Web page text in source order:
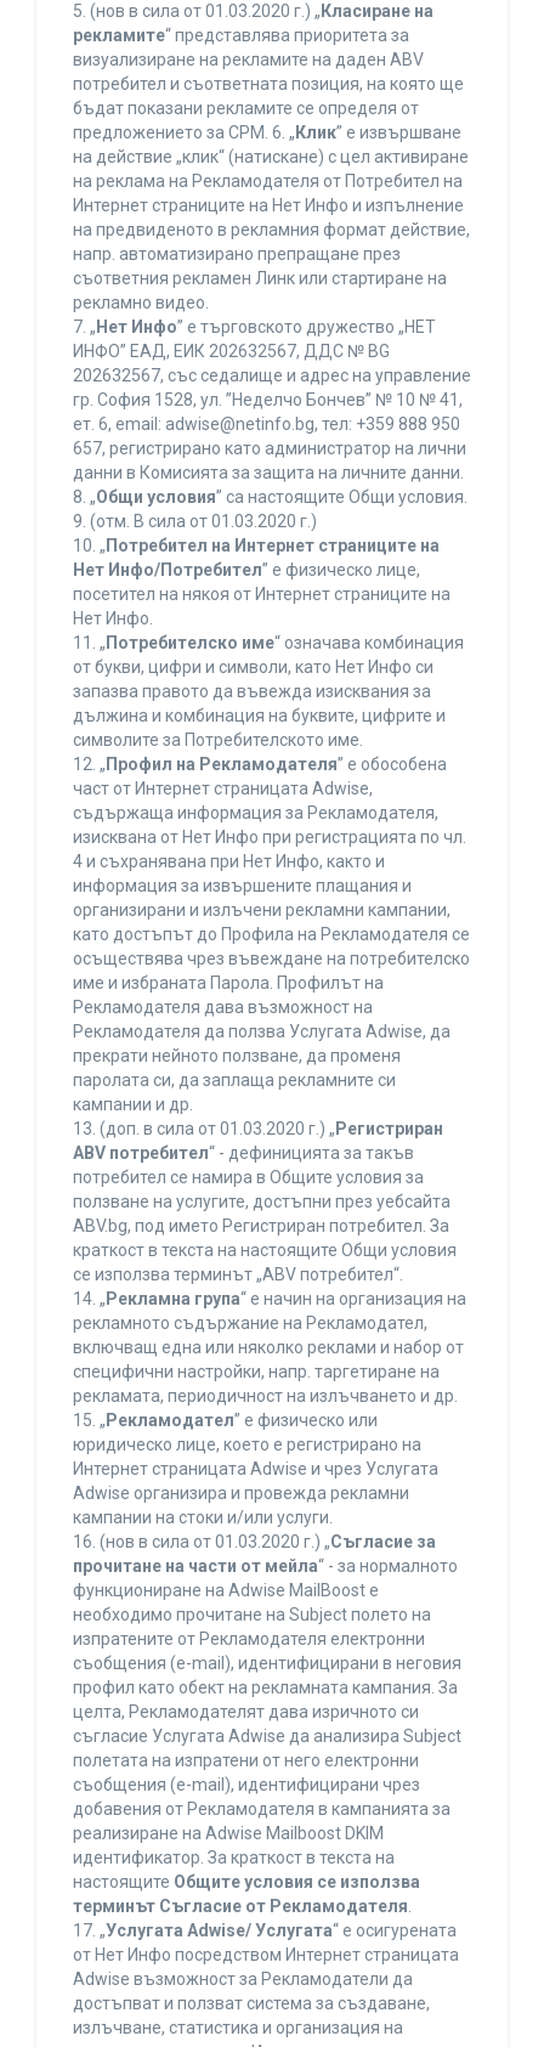
5. (нов в сила от 01.03.2020 г.) „ Класиране на
рекламите“ представлява приоритета за
визуализиране на рекламите на даден ABV
потребител и съответната позиция, на която ще
бъдат показани рекламите се определя от
предложението за CPM. 6. „ Клик” е извършване
на действие „клик“ (натискане) с цел активиране
на реклама на Рекламодателя от Потребител на
Интернет страниците на Нет Инфо и изпълнение
на предвиденото в рекламния формат действие,
напр. автоматизирано препращане през
съответния рекламен Линк или стартиране на
рекламно видео.
7. „ Нет Инфо” е търговското дружество „НЕТ
ИНФО” ЕАД, ЕИК 202632567, ДДС № BG
202632567, със седалище и адрес на управление
гр. София 1528, ул. ”Неделчо Бончев” № 10 № 41,
ет. 6, еmail: adwise@netinfo.bg, тел: +359 888 950
657, регистрирано като администратор на лични
данни в Комисията за защита на личните данни.
8. „Общи условия” са настоящите Общи условия.
9. (отм. В сила от 01.03.2020 г.)
10. „ Потребител на Интернет страниците на
Нет Инфо/Потребител” е физическо лице,
посетител на някоя от Интернет страниците на
Нет Инфо.
11. „ Потребителско име“ означава комбинация
от букви, цифри и символи, като Нет Инфо си
запазва правото да въвежда изисквания за
дължина и комбинация на буквите, цифрите и
символите за Потребителското име.
12. „ Профил на Рекламодателя” е обособена
част от Интернет страницата Adwise,
съдържаща информация за Рекламодателя,
изисквана от Нет Инфо при регистрацията по чл.
4 и съхранявана при Нет Инфо, както и
информация за извършените плащания и
организирани и излъчени рекламни кампании,
като достъпът до Профила на Рекламодателя се
осъществява чрез въвеждане на потребителско
име и избраната Парола. Профилът на
Рекламодателя дава възможност на
Рекламодателя да ползва Услугата Adwise, да
прекрати нейното ползване, да променя
паролата си, да заплаща рекламните си
кампании и др.
13. (доп. в сила от 01.03.2020 г.) „ Регистриран
ABV потребител“ - дефиницията за такъв
потребител се намира в Общите условия за
ползване на услугите, достъпни през уебсайта
ABV.bg, под името Регистриран потребител. За
краткост в текста на настоящите Общи условия
се използва терминът „ABV потребител“.
14. „ Рекламна група“ е начин на организация на
рекламното съдържание на Рекламодател,
включващ една или няколко реклами и набор от
специфични настройки, напр. таргетиране на
рекламата, периодичност на излъчването и др.
15. „ Рекламодател” е физическо или
юридическо лице, което е регистрирано на
Интернет страницата Adwise и чрез Услугата
Adwise организира и провежда рекламни
кампании на стоки и/или услуги.
16. (нов в сила от 01.03.2020 г.) „Съгласие за
прочитане на части от мейла“ - за нормалното
функциониране на Adwise MailBoost е
необходимо прочитане на Subject полето на
изпратените от Рекламодателя електронни
съобщения (e-mail), идентифицирани в неговия
профил като обект на рекламната кампания. За
целта, Рекламодателят дава изричното си
съгласие Услугата Adwise да анализира Subject
полетата на изпратени от него електронни
съобщения (e-mail), идентифицирани чрез
добавения от Рекламодателя в кампанията за
реализиране на Adwise Mailboost DKIM
идентификатор. За краткост в текста на
настоящите Общите условия се използва
терминът Съгласие от Рекламодателя.
17. „Услугата Adwise/ Услугата“ е осигурената
от Нет Инфо посредством Интернет страницата
Adwise възможност за Рекламодатели да
достъпват и ползват система за създаване,
излъчване, статистика и организация на